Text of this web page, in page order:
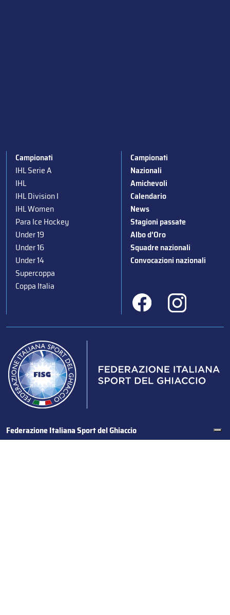
Campionati
IHL Serie A
IHL
IHL Division I
IHL Women
Para Ice Hockey
Under 19
Under 16
Under 14
Supercoppa
Coppa Italia
Campionati
Nazionali
Amichevoli
Calendario
News
Stagioni passate
Albo d’Oro
Squadre nazionali
Convocazioni nazionali
Federazione Italiana Sport del Ghiaccio
© 2024